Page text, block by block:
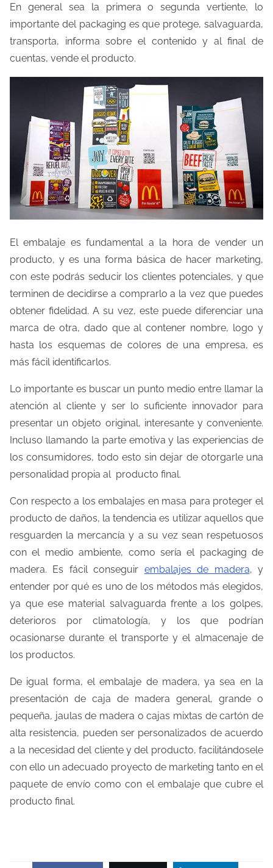
a
d
e
l
a
En general sea la primera o segunda vertiente, lo
importante del packaging es que protege, salvaguarda,
transporta, informa sobre el contenido y al final de
cuentas, vende el producto.
El embalaje es fundamental a la hora de vender un
producto, y es una forma básica de hacer marketing,
con este podrás seducir los clientes potenciales, y que
terminen de decidirse a comprarlo a la vez que puedes
obtener fidelidad. A su vez, este puede diferenciar una
marca de otra, dado que al contener nombre, logo y
hasta los esquemas de colores de una empresa, es
más fácil identificarlos.
Lo importante es buscar un punto medio entre llamar la
atención al cliente y ser lo suficiente innovador para
presentar un objeto original, interesante y conveniente.
Incluso llamando la parte emotiva y las experiencias de
los consumidores, todo esto sin dejar de otorgarle una
personalidad propia al producto final.
Con respecto a los embalajes en masa para proteger el
producto de daños, la tendencia es utilizar aquellos que
resguarden la mercancía y a su vez sean respetuosos
con el medio ambiente, como sería el packaging de
madera. Es fácil conseguir embalajes de madera, y
entender por qué es uno de los métodos más elegidos,
ya que ese material salvaguarda frente a los golpes,
deterioros por climatología, y los que podrían
ocasionarse durante el transporte y el almacenaje de
los productos.
De igual forma, el embalaje de madera, ya sea en la
presentación de caja de madera general, grande o
pequeña, jaulas de madera o cajas mixtas de cartón de
alta resistencia, pueden ser personalizados de acuerdo
a la necesidad del cliente y del producto, facilitándosele
con ello un adecuado proyecto de marketing tanto en el
paquete de envío como con el embalaje que cubre el
producto final.